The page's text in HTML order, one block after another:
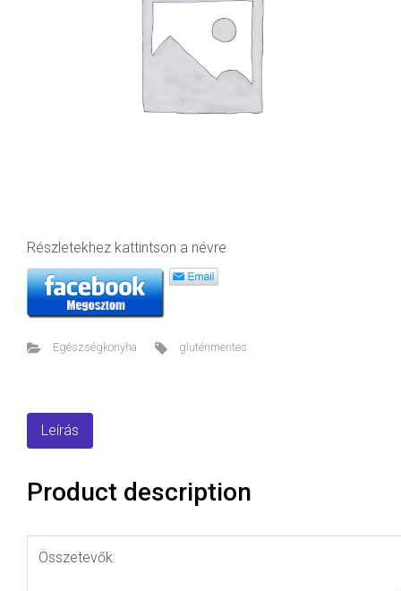
Részletekhez kattintson a névre
Egészségkonyha gluténmentes
Leírás
Product description
Összetevők: